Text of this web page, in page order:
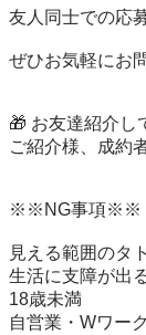
友人同士での応
ぜひお気軽にお
🎁 お友達紹介し
ご紹介様、成約
※※NG事項※※
見える範囲のタ
生活に支障が出
18歳未満
自営業・Wワー